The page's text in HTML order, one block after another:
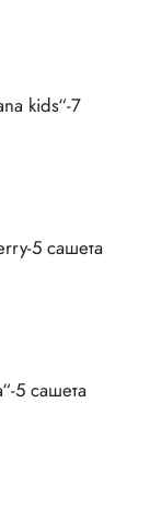
kids“-7
5 сашета
5 сашета